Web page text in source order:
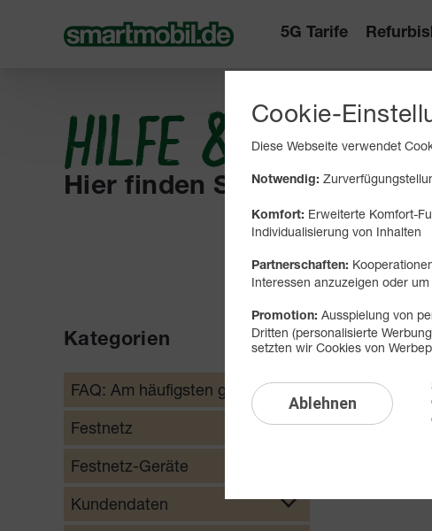
5G Tarife
HILFE &
Hier finden Sie
Kategorien
FAQ: Am häufigsten gesucht
Festnetz
Festnetz-Geräte
Kundendaten
Digitaler
Cookie-
Diese Webseite verwendet
Notwendig:
Komfort: Erweiterte Komfort-
Individualisierung von Inhalten
Partnerschaften:
Interessen anzuzeigen oder
Promotion: Ausspielung von
Dritten (personalisierte
setzten wir Cookies von
Ablehnen